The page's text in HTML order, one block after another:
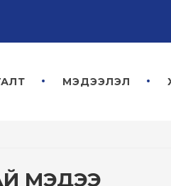
МЭДЭЭЛЭЛ
МЭДЭЭ